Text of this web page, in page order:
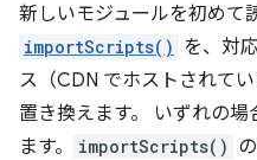
新しいモジュールを初めて
importScripts() を、対
ス（CDN でホストされて
置き換えます。 いずれの
ます。
importScripts()